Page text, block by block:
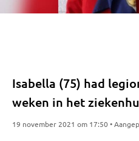
Isabella (75) had
weken in het
19 november 2021 om 17:50 •